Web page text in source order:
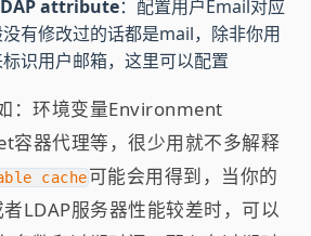
attribute：配置用户Email对应
有修改过的话都是mail，除非你用
识用户邮箱，这里可以配置
：环境变量Environment
容器代理等，很少用就不多解释
cache可能会用得到，当你的
LDAP服务器性能较差时，可以